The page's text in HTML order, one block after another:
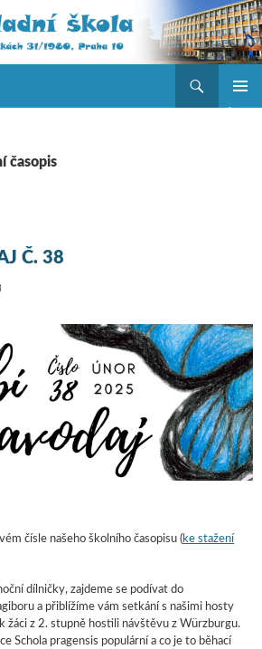
časopis
Č. 38
čísle našeho školního časopisu (ke stažení
dílničky, zajdeme se podívat do
a přiblížíme vám setkání s našimi hosty
žáci z 2. stupně hostili návštěvu z Würzburgu.
Schola pragensis populární a co je to běhací